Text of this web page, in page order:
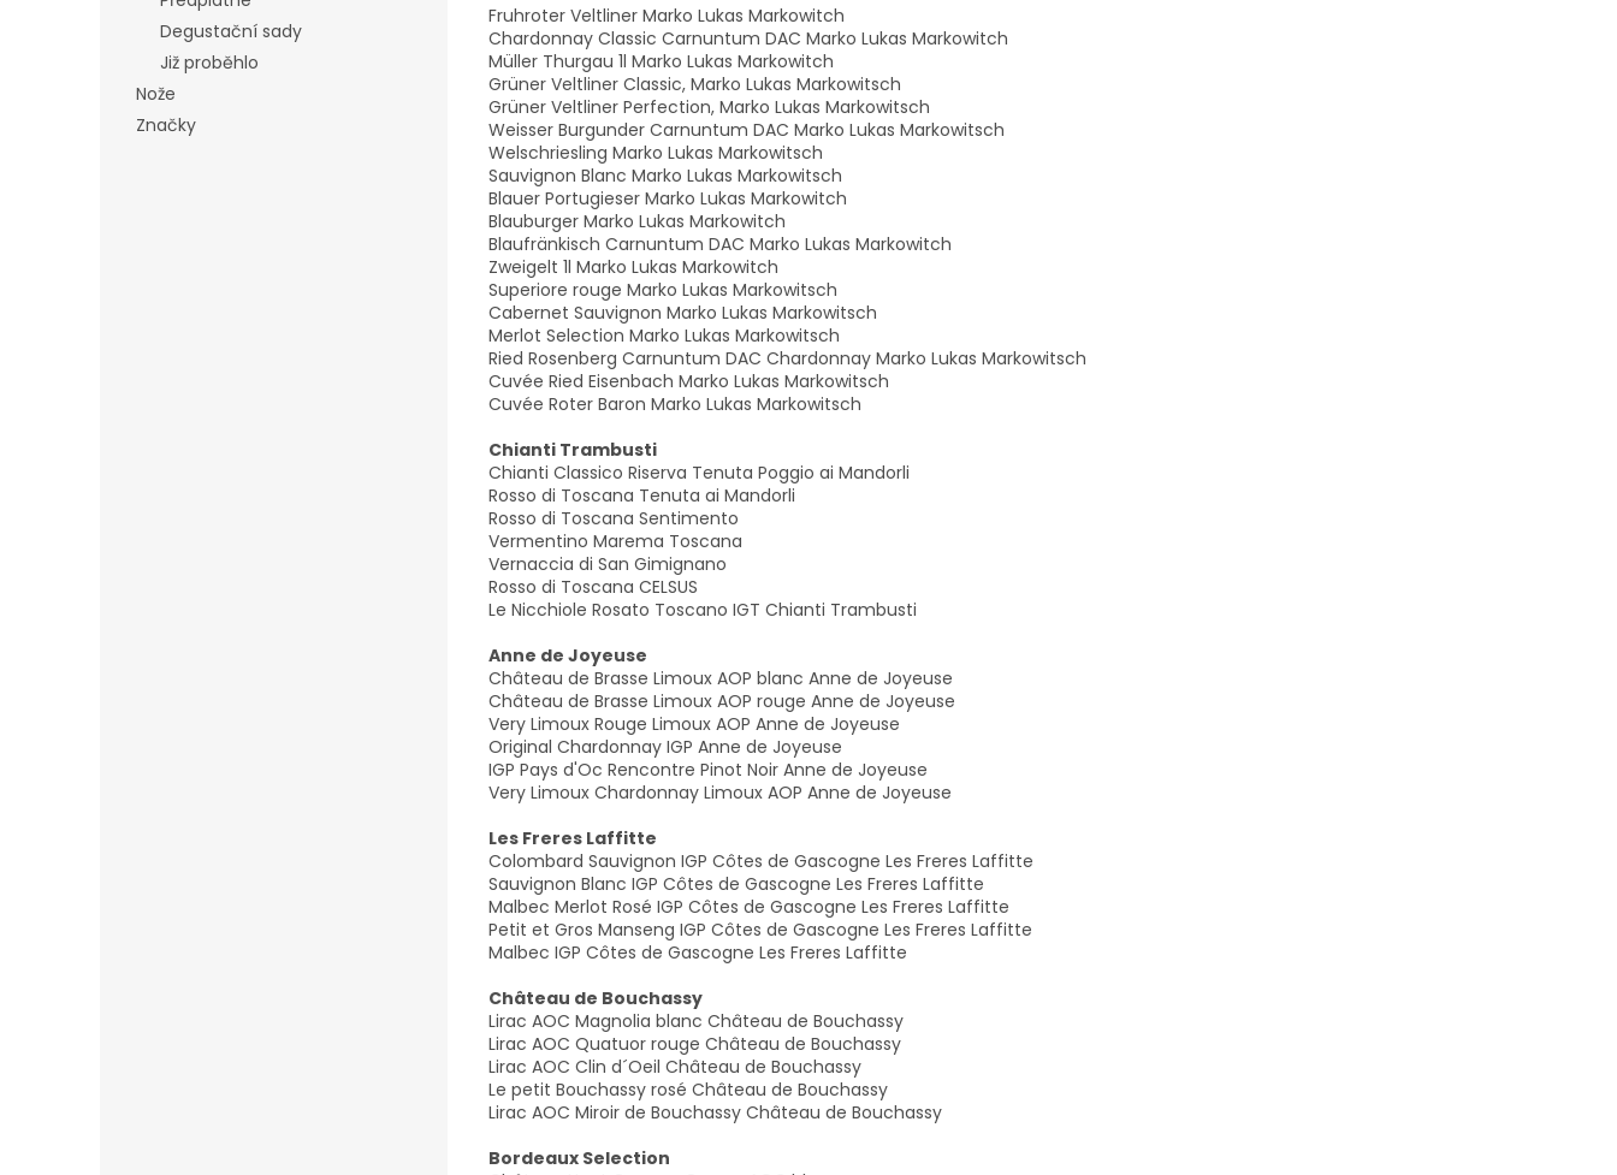
Degustační sady
Již proběhlo
Nože
Značky
Fruhroter Veltliner Marko Lukas Markowitch
Chardonnay Classic Carnuntum DAC Marko Lukas Markowitch
Müller Thurgau 1l Marko Lukas Markowitch
Grüner Veltliner Classic, Marko Lukas Markowitsch
Grüner Veltliner Perfection, Marko Lukas Markowitsch
Weisser Burgunder Carnuntum DAC Marko Lukas Markowitsch
Welschriesling Marko Lukas Markowitsch
Sauvignon Blanc Marko Lukas Markowitsch
Blauer Portugieser Marko Lukas Markowitch
Blauburger Marko Lukas Markowitch
Blaufränkisch Carnuntum DAC Marko Lukas Markowitch
Zweigelt 1l Marko Lukas Markowitch
Superiore rouge Marko Lukas Markowitsch
Cabernet Sauvignon Marko Lukas Markowitsch
Merlot Selection Marko Lukas Markowitsch
Ried Rosenberg Carnuntum DAC Chardonnay Marko Lukas Markowitsch
Cuvée Ried Eisenbach Marko Lukas Markowitsch
Cuvée Roter Baron Marko Lukas Markowitsch
Chianti Trambusti
Chianti Classico Riserva Tenuta Poggio ai Mandorli
Rosso di Toscana Tenuta ai Mandorli
Rosso di Toscana Sentimento
Vermentino Marema Toscana
Vernaccia di San Gimignano
Rosso di Toscana CELSUS
Le Nicchiole Rosato Toscano IGT Chianti Trambusti
Anne de Joyeuse
Château de Brasse Limoux AOP blanc Anne de Joyeuse
Château de Brasse Limoux AOP rouge Anne de Joyeuse
Very Limoux Rouge Limoux AOP Anne de Joyeuse
Original Chardonnay IGP Anne de Joyeuse
IGP Pays d'Oc Rencontre Pinot Noir Anne de Joyeuse
Very Limoux Chardonnay Limoux AOP Anne de Joyeuse
Les Freres Laffitte
Colombard Sauvignon IGP Côtes de Gascogne Les Freres Laffitte
Sauvignon Blanc IGP Côtes de Gascogne Les Freres Laffitte
Malbec Merlot Rosé IGP Côtes de Gascogne Les Freres Laffitte
Petit et Gros Manseng IGP Côtes de Gascogne Les Freres Laffitte
Malbec IGP Côtes de Gascogne Les Freres Laffitte
Château de Bouchassy
Lirac AOC Magnolia blanc Château de Bouchassy
Lirac AOC Quatuor rouge Château de Bouchassy
Lirac AOC Clin d´Oeil Château de Bouchassy
Le petit Bouchassy rosé Château de Bouchassy
Lirac AOC Miroir de Bouchassy Château de Bouchassy
Bordeaux Selection